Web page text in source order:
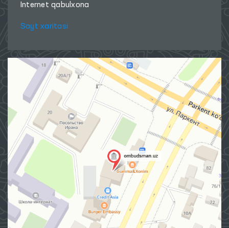
Internet qabulxona
Sayt xaritasi